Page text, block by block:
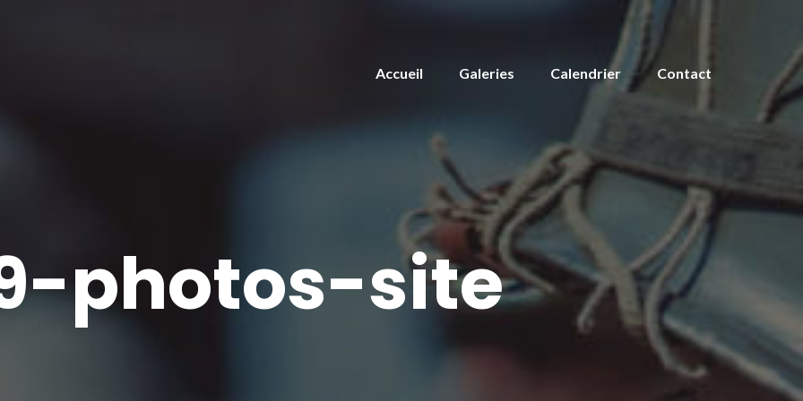
Accueil Galeries Calendrier Contact
photos-site